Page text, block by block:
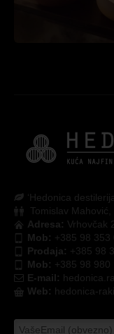
‘Hedonica
Tomislav
Adresa: Vrhovčak
Mob: +385 98 353
Prodaja: +385 98
Mob: +385 98 980
E-mail:
Web: hedonica-